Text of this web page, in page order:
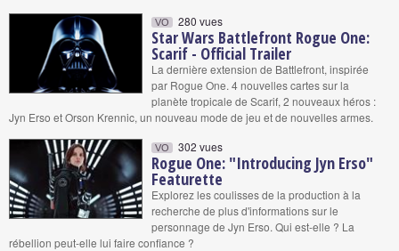
VO 280 vues
Star Wars Battlefront Rogue One:
Scarif - Official Trailer
La dernière extension de Battlefront, inspirée
par Rogue One. 4 nouvelles cartes sur la
planète tropicale de Scarif, 2 nouveaux héros :
Jyn Erso et Orson Krennic, un nouveau mode de jeu et de nouvelles armes.
VO 302 vues
Rogue One: "Introducing Jyn Erso"
Featurette
Explorez les coulisses de la production à la
recherche de plus d'informations sur le
personnage de Jyn Erso. Qui est-elle ? La
rébellion peut-elle lui faire confiance ?